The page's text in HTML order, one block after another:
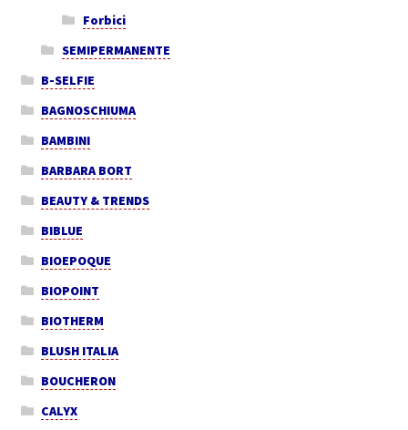
Forbici
SEMIPERMANENTE
B-SELFIE
BAGNOSCHIUMA
BAMBINI
BARBARA BORT
BEAUTY & TRENDS
BIBLUE
BIOEPOQUE
BIOPOINT
BIOTHERM
BLUSH ITALIA
BOUCHERON
CALYX